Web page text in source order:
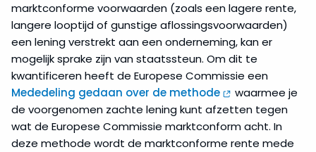
marktconforme voorwaarden (zoals een lagere rente,
langere looptijd of gunstige aflossingsvoorwaarden)
een lening verstrekt aan een onderneming, kan er
mogelijk sprake zijn van staatssteun. Om dit te
kwantificeren heeft de Europese Commissie een
Mededeling gedaan over de methode
waarmee je
de voorgenomen zachte lening kunt afzetten tegen
wat de Europese Commissie marktconform acht. In
deze methode wordt de marktconforme rente mede